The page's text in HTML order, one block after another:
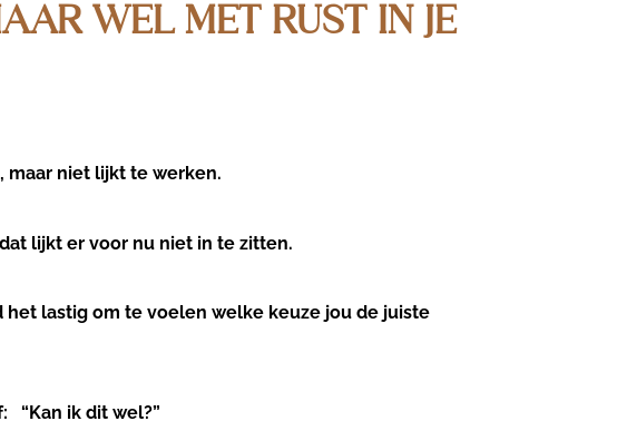
WEL MET RUST IN JE
maar niet lijkt te werken.
lijkt er voor nu niet in te zitten.
lastig om te voelen welke keuze jou de juiste
“Kan ik dit wel?”